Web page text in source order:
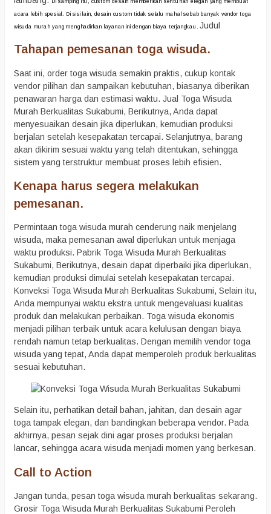
Di samping itu, custom desain memberikan sentuhan elegan yang membuat
acara lebih spesial. Di sisi lain, desain custom tidak selalu mahal sebab banyak vendor toga
wisuda murah yang menghadirkan layanan ini dengan biaya terjangkau.Judul
Tahapan pemesanan toga wisuda.
Saat ini, order toga wisuda semakin praktis, cukup kontak
vendor pilihan dan sampaikan kebutuhan, biasanya diberikan
penawaran harga dan estimasi waktu. Jual Toga Wisuda
Murah Berkualitas Sukabumi, Berikutnya, Anda dapat
menyesuaikan desain jika diperlukan, kemudian produksi
berjalan setelah kesepakatan tercapai. Selanjutnya, barang
akan dikirim sesuai waktu yang telah ditentukan, sehingga
sistem yang terstruktur membuat proses lebih efisien.
Kenapa harus segera melakukan
pemesanan.
Permintaan toga wisuda murah cenderung naik menjelang
wisuda, maka pemesanan awal diperlukan untuk menjaga
waktu produksi. Pabrik Toga Wisuda Murah Berkualitas
Sukabumi, Berikutnya, desain dapat diperbaiki jika diperlukan,
kemudian produksi dimulai setelah kesepakatan tercapai.
Konveksi Toga Wisuda Murah Berkualitas Sukabumi, Selain itu,
Anda mempunyai waktu ekstra untuk mengevaluasi kualitas
produk dan melakukan perbaikan. Toga wisuda ekonomis
menjadi pilihan terbaik untuk acara kelulusan dengan biaya
rendah namun tetap berkualitas. Dengan memilih vendor toga
wisuda yang tepat, Anda dapat memperoleh produk berkualitas
sesuai kebutuhan.
Selain itu, perhatikan detail bahan, jahitan, dan desain agar
toga tampak elegan, dan bandingkan beberapa vendor. Pada
akhirnya, pesan sejak dini agar proses produksi berjalan
lancar, sehingga acara wisuda menjadi momen yang berkesan.
Call to Action
Jangan tunda, pesan toga wisuda murah berkualitas sekarang.
Grosir Toga Wisuda Murah Berkualitas Sukabumi Peroleh